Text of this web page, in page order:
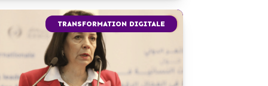
TRANSFORMATION DIGITALE